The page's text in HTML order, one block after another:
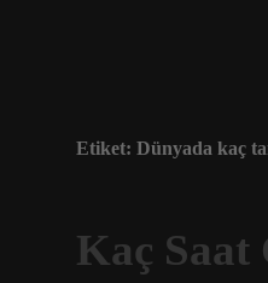
Etiket: Dünyada kaç
Kaç Saat